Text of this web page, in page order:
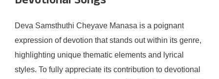
Deva Samsthuthi Cheyave Manasa is a poignant
expression of devotion that stands out within its genre,
highlighting unique thematic elements and lyrical
styles. To fully appreciate its contribution to devotional